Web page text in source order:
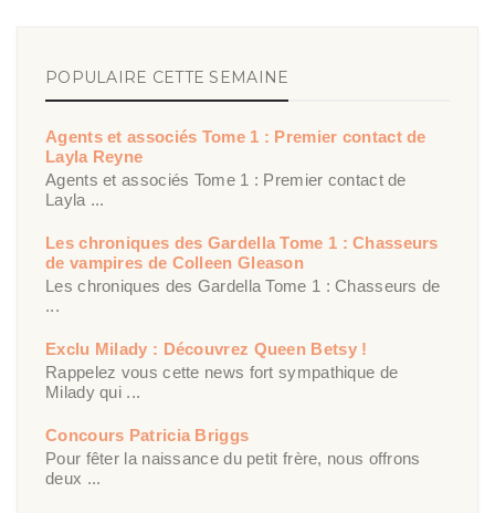
POPULAIRE CETTE SEMAINE
Agents et associés Tome 1 : Premier contact de
Layla Reyne
Agents et associés Tome 1 : Premier contact de
Layla ...
Les chroniques des Gardella Tome 1 : Chasseurs
de vampires de Colleen Gleason
Les chroniques des Gardella Tome 1 : Chasseurs de
...
Exclu Milady : Découvrez Queen Betsy !
Rappelez vous cette news fort sympathique de
Milady qui ...
Concours Patricia Briggs
Pour fêter la naissance du petit frère, nous offrons
deux ...